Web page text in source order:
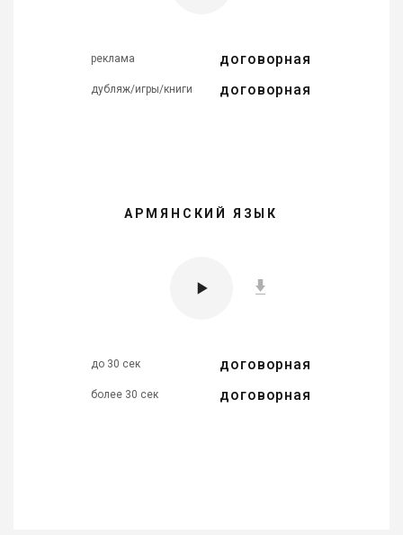
реклама договорная
дубляж/игры/книги договорная
АРМЯНСКИЙ ЯЗЫК
до 30 сек договорная
более 30 сек договорная